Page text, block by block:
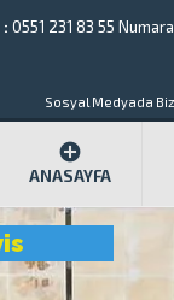
: 0551 231 83 55
Sosyal Medyada Biz
ANASAYFA